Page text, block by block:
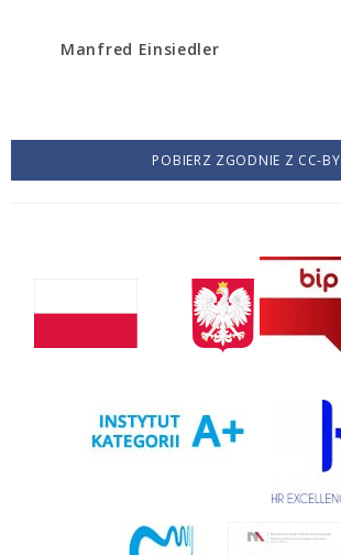
Manfred Einsiedler
POBIERZ ZGODNIE Z CC-BY